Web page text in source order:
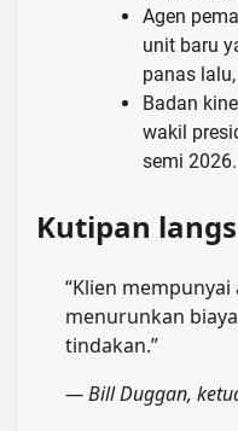
Agen
unit baru
panas
Badan
wakil
semi 2026.
Kutipan
“Klien
menurunkan
tindakan.”
— Bill Duggan,